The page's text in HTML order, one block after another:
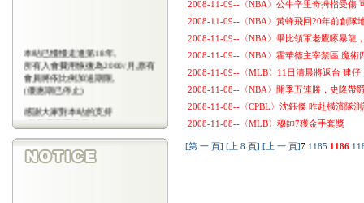
本站已慢慢走進第18年,
所有入會費用恢復為2000/月,原有
會員將依比例加送期限,
(優惠期已停止)
感謝大家對本站的支持
(包年優惠期已停止)
2008-11-09--〈NBA〉公牛辛里奇拇指受傷
2008-11-09--〈NBA〉黃蜂飛回20年前創隊
2008-11-09--〈NBA〉畢比領軍老鷹啄暴龍
2008-11-09--〈NBA〉霍華德主宰禁區 魔術
2008-11-09--〈MLB〉11日清晨將返台 建仔
2008-11-08--〈NBA〉開季五連勝，史隆帶
2008-11-08--〈CPBL〉沈鈺傑 昨赴橫濱隊測
2008-11-08--〈MLB〉穆帥7獲金手套獎
[第 一 頁] [上 8 頁] [上 一 頁]7 1185 1186